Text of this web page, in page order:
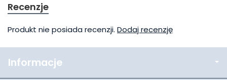
Recenzje
Produkt nie posiada recenzji. Dodaj recenzję
Informacje